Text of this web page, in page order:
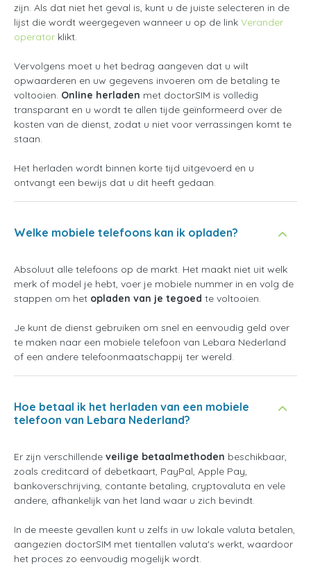
zijn. Als dat niet het geval is, kunt u de juiste selecteren in de
lijst die wordt weergegeven wanneer u op de link Verander
operator klikt.
Vervolgens moet u het bedrag aangeven dat u wilt
opwaarderen en uw gegevens invoeren om de betaling te
voltooien. Online herladen met doctorSIM is volledig
transparant en u wordt te allen tijde geïnformeerd over de
kosten van de dienst, zodat u niet voor verrassingen komt te
staan.
Het herladen wordt binnen korte tijd uitgevoerd en u
ontvangt een bewijs dat u dit heeft gedaan.
Welke mobiele telefoons kan ik opladen?
Absoluut alle telefoons op de markt. Het maakt niet uit welk
merk of model je hebt, voer je mobiele nummer in en volg de
stappen om het opladen van je tegoed te voltooien.
Je kunt de dienst gebruiken om snel en eenvoudig geld over
te maken naar een mobiele telefoon van Lebara Nederland
of een andere telefoonmaatschappij ter wereld.
Hoe betaal ik het herladen van een mobiele
telefoon van Lebara Nederland?
Er zijn verschillende veilige betaalmethoden beschikbaar,
zoals creditcard of debetkaart, PayPal, Apple Pay,
bankoverschrijving, contante betaling, cryptovaluta en vele
andere, afhankelijk van het land waar u zich bevindt.
In de meeste gevallen kunt u zelfs in uw lokale valuta betalen,
aangezien doctorSIM met tientallen valuta's werkt, waardoor
het proces zo eenvoudig mogelijk wordt.